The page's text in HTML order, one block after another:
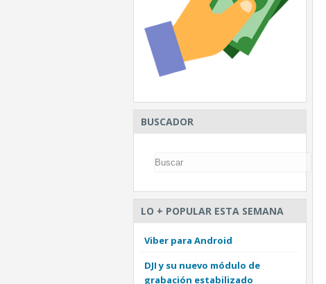
BUSCADOR
LO + POPULAR ESTA SEMANA
Viber para Android
DJI y su nuevo módulo de
grabación estabilizado